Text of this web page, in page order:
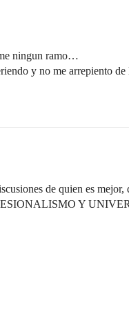
ningun ramo…
y no me arrepiento
de quien es mejor,
Y